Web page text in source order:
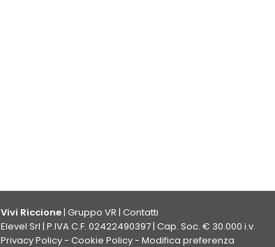
Vivi Riccione| Gruppo VR | Contatti
Elevel Srl | P.IVA C.F. 02422490397 | Cap. Soc. € 30.000 i.v.
Privacy Policy- Cookie Policy- Modifica preferenza